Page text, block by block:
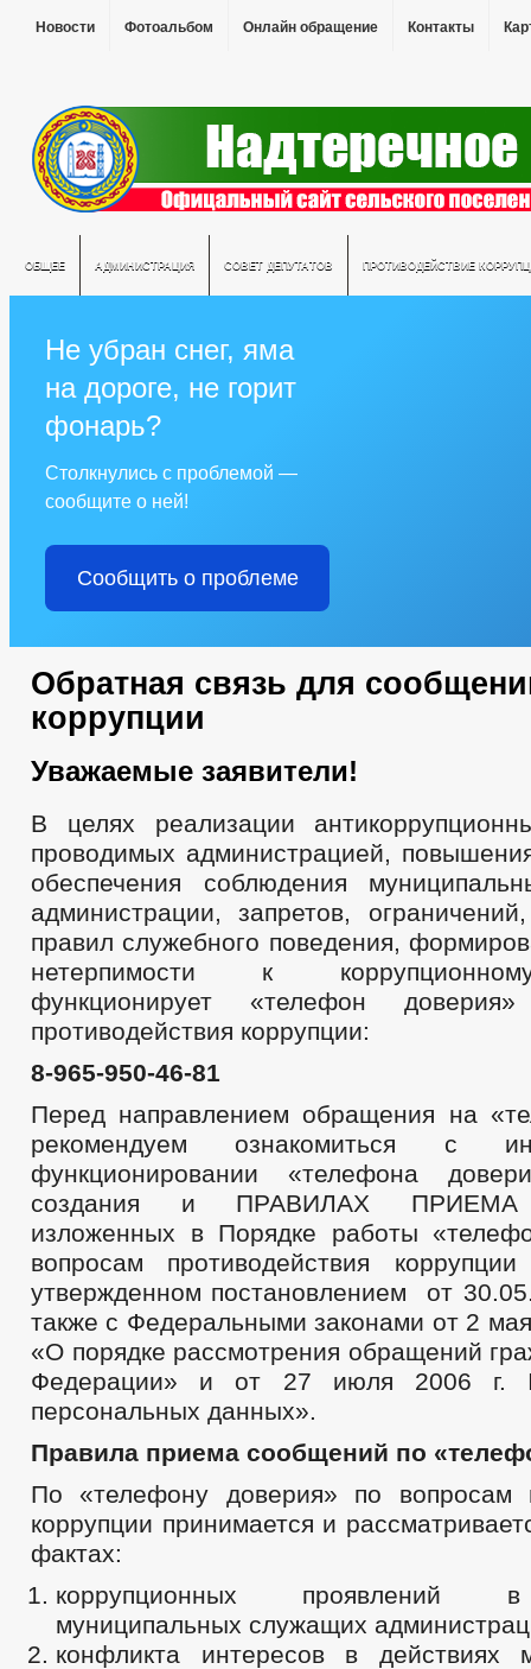
Новости Фотоальбом Онлайн обращение Контакты
ОБЩЕЕ АДМИНИСТРАЦИЯ СОВЕТ ДЕПУТАТОВ ПРОТИВОДЕЙСТВИЕ
Не убран снег, яма
на дороге, не горит
фонарь?
Столкнулись с проблемой —
сообщите о ней!
Сообщить о проблеме
Обратная связь для
коррупции
Уважаемые заявители!
В целях реализации
проводимых администрацией,
обеспечения соблюдения
администрации, запретов,
правил служебного поведения,
нетерпимости к
функционирует «телефон
противодействия коррупции:
8-965-950-46-81
Перед направлением обращения на
рекомендуем ознакомиться с
функционировании «телефона
создания и ПРАВИЛАХ
изложенных в Порядке работы
вопросам противодействия
утвержденном постановлением от
также с Федеральными законами от 2
«О порядке рассмотрения обращений
Федерации» и от 27 июля 2006
персональных данных».
Правила приема сообщений по
По «телефону доверия» по вопросам
коррупции принимается и
фактах:
коррупционных проявлений
муниципальных служащих
конфликта интересов в действиях